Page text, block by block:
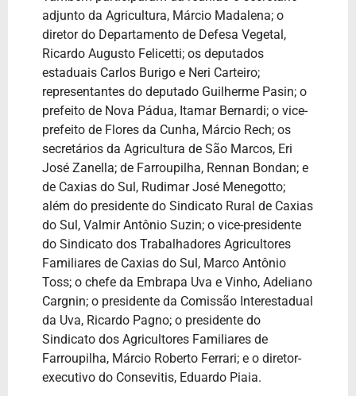
adjunto da Agricultura, Márcio Madalena; o
diretor do Departamento de Defesa Vegetal,
Ricardo Augusto Felicetti; os deputados
estaduais Carlos Burigo e Neri Carteiro;
representantes do deputado Guilherme Pasin; o
prefeito de Nova Pádua, Itamar Bernardi; o vice-
prefeito de Flores da Cunha, Márcio Rech; os
secretários da Agricultura de São Marcos, Eri
José Zanella; de Farroupilha, Rennan Bondan; e
de Caxias do Sul, Rudimar José Menegotto;
além do presidente do Sindicato Rural de Caxias
do Sul, Valmir Antônio Suzin; o vice-presidente
do Sindicato dos Trabalhadores Agricultores
Familiares de Caxias do Sul, Marco Antônio
Toss; o chefe da Embrapa Uva e Vinho, Adeliano
Cargnin; o presidente da Comissão Interestadual
da Uva, Ricardo Pagno; o presidente do
Sindicato dos Agricultores Familiares de
Farroupilha, Márcio Roberto Ferrari; e o diretor-
executivo do Consevitis, Eduardo Piaia.